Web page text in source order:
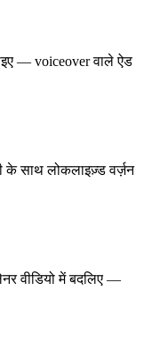
— voiceover वाले ऐड
साथ लोकलाइज़्ड वर्ज़न
वीडियो में बदलिए —